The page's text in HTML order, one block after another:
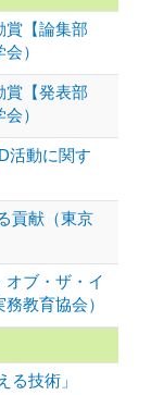
賞【論集部
）
賞【発表部
）
活動に関す
貢献（東京
オブ・ザ・イ
教育協会）
る技術」